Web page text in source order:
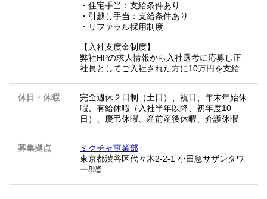
・住宅手当：支給条件あり
・引越し手当：支給条件あり
・リファラル採用制度
【入社支度金制度】
弊社HPの求人情報から入社選考に応募し正
社員としてご入社された方に10万円を支給
休日・休暇
完全週休２日制（土日）、祝日、年末年始休
暇、有給休暇（入社半年以降、初年度10
日）、慶弔休暇、産前産後休暇、介護休暇
募集拠点
ミクチャ事業部
東京都渋谷区代々木2-2-1 小田急サザンタワ
ー8階